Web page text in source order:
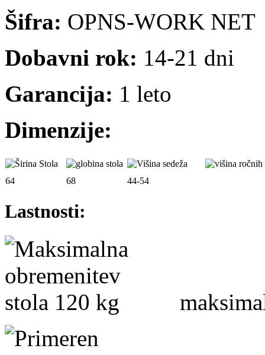
Šifra: OPNS-WORK NET
Dobavni rok: 14-21 dni
Garancija: 1 leto
Dimenzije:
64 68 44-54
Lastnosti: